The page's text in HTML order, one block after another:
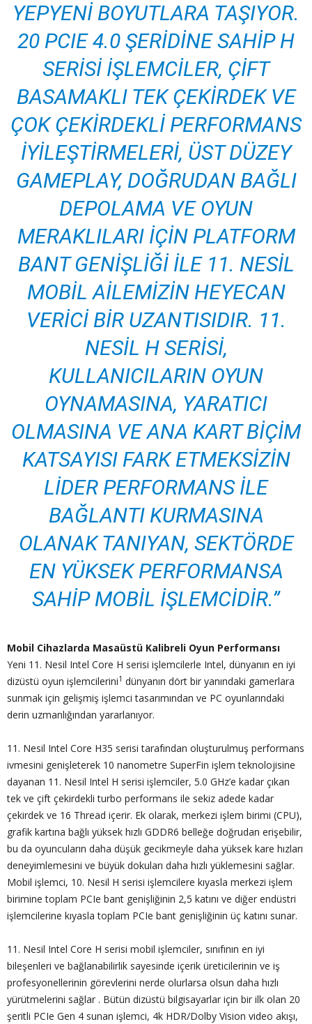
YEPYENI BOYUTLARA TAŞIYOR.
20 PCIE 4.0 ŞERIDINE SAHIP H
SERISI IŞLEMCILER, ÇIFT
BASAMAKLI TEK ÇEKIRDEK VE
ÇOK ÇEKIRDEKLI PERFORMANS
IYILEŞTIRMELERI, ÜST DÜZEY
GAMEPLAY, DOĞRUDAN BAĞLI
DEPOLAMA VE OYUN
MERAKLILARI IÇIN PLATFORM
BANT GENIŞLIĞI ILE 11. NESIL
MOBIL AILEMIZIN HEYECAN
VERICI BIR UZANTISIDIR. 11.
NESIL H SERISI,
KULLANICILARIN OYUN
OYNAMASINA, YARATICI
OLMASINA VE ANA KART BIÇIM
KATSAYISI FARK ETMEKSIZIN
LIDER PERFORMANS ILE
BAĞLANTI KURMASINA
OLANAK TANIYAN, SEKTÖRDE
EN YÜKSEK PERFORMANSA
SAHIP MOBIL IŞLEMCIDIR.”
Mobil Cihazlarda Masaüstü Kalibreli Oyun Performansı
Yeni 11. Nesil Intel Core H serisi işlemcilerle Intel, dünyanın en iyi
dizüstü oyun işlemcilerini1 dünyanın dört bir yanındaki gamerlara
sunmak için gelişmiş işlemci tasarımından ve PC oyunlarındaki
derin uzmanlığından yararlanıyor.
11. Nesil Intel Core H35 serisi tarafından oluşturulmuş performans
ivmesini genişleterek 10 nanometre SuperFin işlem teknolojisine
dayanan 11. Nesil Intel H serisi işlemciler, 5.0 GHz’e kadar çıkan
tek ve çift çekirdekli turbo performans ile sekiz adede kadar
çekirdek ve 16 Thread içerir. Ek olarak, merkezi işlem birimi (CPU),
grafik kartına bağlı yüksek hızlı GDDR6 belleğe doğrudan erişebilir,
bu da oyuncuların daha düşük gecikmeyle daha yüksek kare hızları
deneyimlemesini ve büyük dokuları daha hızlı yüklemesini sağlar.
Mobil işlemci, 10. Nesil H serisi işlemcilere kıyasla merkezi işlem
birimine toplam PCIe bant genişliğinin 2,5 katını ve diğer endüstri
işlemcilerine kıyasla toplam PCIe bant genişliğinin üç katını sunar.
11. Nesil Intel Core H serisi mobil işlemciler, sınıfının en iyi
bileşenleri ve bağlanabilirlik sayesinde içerik üreticilerinin ve iş
profesyonellerinin görevlerini nerde olurlarsa olsun daha hızlı
yürütmelerini sağlar . Bütün dizüstü bilgisayarlar için bir ilk olan 20
şeritli PCIe Gen 4 sunan işlemci, 4k HDR/Dolby Vision video akışı,